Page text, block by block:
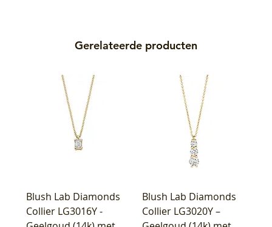
Gerelateerde producten
Blush Lab Diamonds
Collier LG3016Y -
Blush Lab Diamonds
Collier LG3020Y –